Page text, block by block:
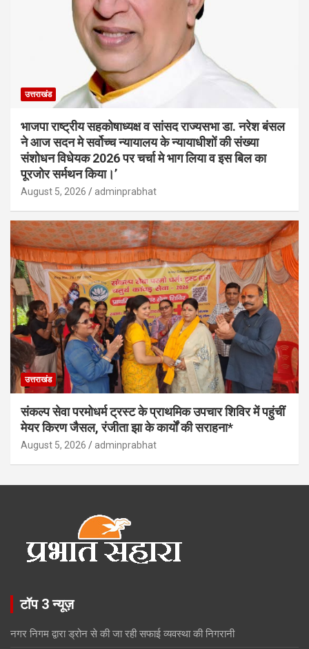
उत्तराखंड
भाजपा राष्ट्रीय सहकोषाध्यक्ष व सांसद राज्यसभा डा. नरेश बंसल
ने आज सदन मे सर्वोच्च न्यायालय के न्यायाधीशों की संख्या
संशोधन विधेयक 2026 पर चर्चा मे भाग लिया व इस बिल का
पूरजोर सर्मथन किया।’
August 5, 2026 adminprabhat
उत्तराखंड
संकल्प सेवा परमोधर्म ट्रस्ट के प्राथमिक उपचार शिविर में पहुंचीं
मेयर किरण जैसल, रंजीता झा के कार्यों की सराहना*
August 5, 2026 adminprabhat
टॉप 3 न्यूज़
नगर निगम द्वारा ड्रोन से की जा रही सफाई व्यवस्था की निगरानी